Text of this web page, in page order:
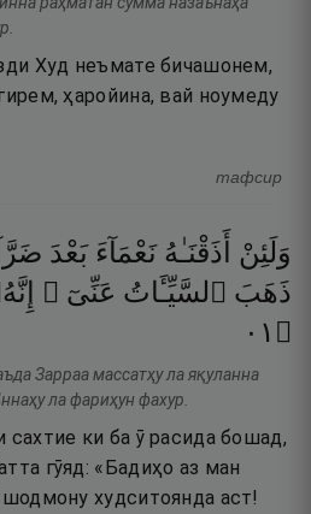
Худ неъмате бичашонем,
ҳаройина, вай ноумеду
тафсир
وَلَئِنْ أَذَقْنَـٰهُ نَعْمَآءَ بَعْدَ
ذَهَبَ ٱلسَّيِّـَٔاتُ عَنِّىٓ ۚ
۝ ١٠
Зарраа массатҳу ла яқуланна
ла фариҳун фахур.
сахтие ки ба ӯ расида бошад,
гӯяд: «Бадиҳо аз ман
худситоянда аст!